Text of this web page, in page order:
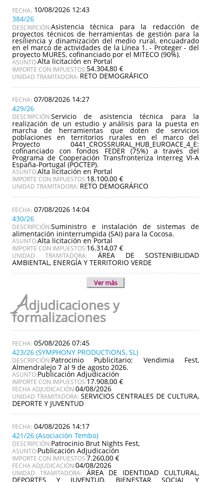
10/08/2026 12:43
384/26
DESCRIPCIÓN:Asistencia técnica para la redacción de
proyectos técnicos de herramientas de gestión para la
resiliencia y dinamización del medio rural, encuadrado
en el marco de actividades de la Línea 1. - Proteger - del
proyecto MURES, cofinanciado por el MITECO (90%).
ASUNTO:Alta licitación en Portal
IMPORTE CON IMPUESTOS:54.304,80 €
UNIDAD TRAMITADORA: RETO DEMOGRÁFICO
07/08/2026 14:27
429/26
DESCRIPCIÓN:Servicio de asistencia técnica para la
realización de un estudio y análisis para la puesta en
marcha de herramientas que doten de servicios
poblaciones en territorios rurales en el marco del
Proyecto 0441_CROSSRURAL_HUB_EUROACE_4_E:
cofinanciado con fondos FEDER (75%) a través del
Programa de Cooperación Transfronteriza Interreg VI-A
España-Portugal (POCTEP).
ASUNTO:Alta licitación en Portal
IMPORTE CON IMPUESTOS:18.100,00 €
UNIDAD TRAMITADORA: RETO DEMOGRÁFICO
07/08/2026 14:04
430/26
DESCRIPCIÓN:Suministro e instalación de sistemas de
alimentación ininterrumpida (SAI) para la Cocosa.
ASUNTO:Alta licitación en Portal
IMPORTE CON IMPUESTOS:16.314,07 €
UNIDAD TRAMITADORA: ÁREA DE SOSTENIBILIDAD
AMBIENTAL, ENERGÍA Y TERRITORIO VERDE
Ver más
Adjudicaciones y
formalizaciones
05/08/2026 07:45
423/26 (SYMPHONY PRODUCTIONS, SL)
DESCRIPCIÓN:Patrocinio Publicitario: Vendimia Fest,
Almendralejo 7 al 9 de agosto 2026.
ASUNTO:Publicación Adjudicación
IMPORTE CON IMPUESTOS:17.908,00 €
FECHA ADJUDICACIÓN:04/08/2026
UNIDAD TRAMITADORA: SERVICIOS CENTRALES DE CULTURA,
DEPORTE Y JUVENTUD
04/08/2026 14:17
421/26 (Asociación Tembo)
DESCRIPCIÓN:Patrocinio Brut Nights Fest,
ASUNTO:Publicación Adjudicación
IMPORTE CON IMPUESTOS:7.260,00 €
FECHA ADJUDICACIÓN:04/08/2026
UNIDAD TRAMITADORA: ÁREA DE IDENTIDAD CULTURAL,
DEPORTES Y JUVENTUD, BIENESTAR SOCIAL Y